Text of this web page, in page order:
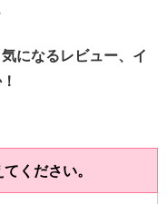
になるレビュー、イ
ください。